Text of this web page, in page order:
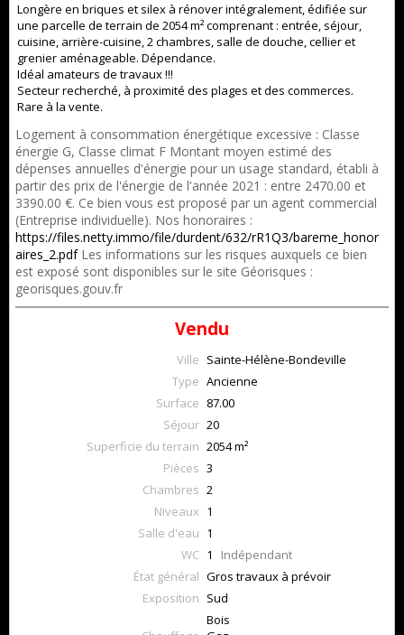
Longère en briques et silex à rénover intégralement, édifiée sur
une parcelle de terrain de 2054 m² comprenant : entrée, séjour,
cuisine, arrière-cuisine, 2 chambres, salle de douche, cellier et
grenier aménageable. Dépendance.
Idéal amateurs de travaux !!!
Secteur recherché, à proximité des plages et des commerces.
Rare à la vente.
Logement à consommation énergétique excessive : Classe
énergie G, Classe climat F Montant moyen estimé des
dépenses annuelles d'énergie pour un usage standard, établi à
partir des prix de l'énergie de l'année 2021 : entre 2470.00 et
3390.00 €. Ce bien vous est proposé par un agent commercial
(Entreprise individuelle). Nos honoraires :
https://files.netty.immo/file/durdent/632/rR1Q3/bareme_honor
aires_2.pdfLes informations sur les risques auxquels ce bien
est exposé sont disponibles sur le site Géorisques :
georisques.gouv.fr
Vendu
Ville Sainte-Hélène-Bondeville
Type Ancienne
Surface 87.00
Séjour 20
Superficie du terrain 2054 m²
Pièces 3
Chambres 2
Niveaux 1
Salle d'eau 1
WC 1 Indépendant
État général Gros travaux à prévoir
Exposition Sud
Bois